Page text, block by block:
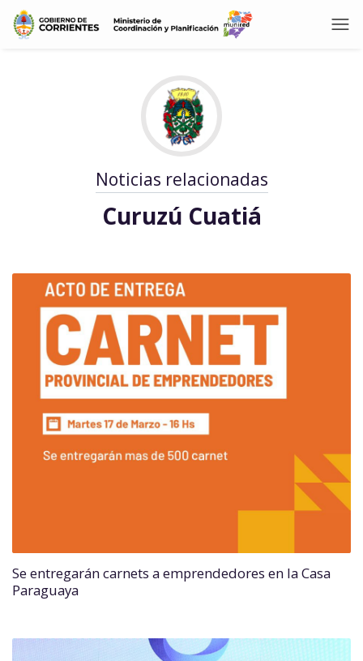
Noticias relacionadas
Curuzú Cuatiá
Se entregarán carnets a emprendedores en la Casa
Paraguaya